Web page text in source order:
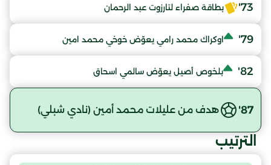
73' بطاقة صفراء لتارزوت عبد الرحمان
79' اوكراك محمد رامي يعوّض خوخي محمد امين
82' بلخوص أصيل يعوّض سالمي اسحاق
87' هدف من عليلات محمد أمين (نادي شبلي)
الترتيب